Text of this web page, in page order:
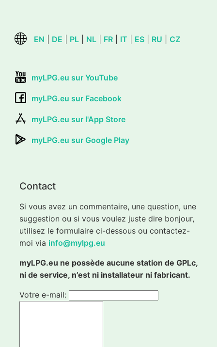
EN DE PL NL FR IT ES RU CZ
myLPG.eu sur YouTube
myLPG.eu sur Facebook
myLPG.eu sur l'App Store
myLPG.eu sur Google Play
Contact
Si vous avez un commentaire, une question, une
suggestion ou si vous voulez juste dire bonjour,
utilisez le formulaire ci-dessous ou contactez-
moi via info@mylpg.eu
myLPG.eu ne possède aucune station de GPLc,
ni de service, n’est ni installateur ni fabricant.
Votre e-mail: